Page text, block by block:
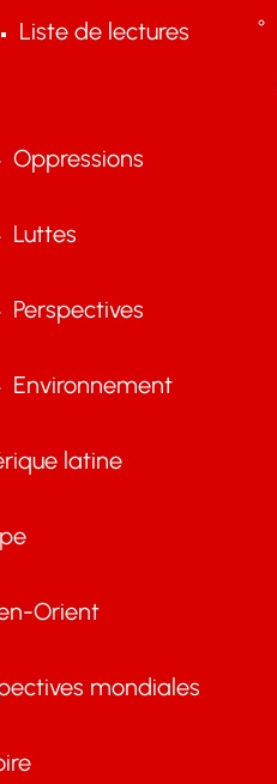
Liste de lectures
Oppressions
Luttes
Perspectives
Environnement
latine
Orient
mondiales